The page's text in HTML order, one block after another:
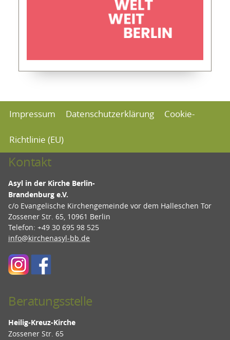
Kontakt
Asyl in der Kirche Berlin-
Brandenburg e.V.
c/o Evangelische Kirchengemeinde vor dem Halleschen Tor
Zossener Str. 65, 10961 Berlin
Telefon: +49 30 695 98 525
info@kirchenasyl-bb.de
Beratungsstelle
Heilig-Kreuz-Kirche
Zossener Str. 65
Impressum Datenschutzerklärung Cookie-
Richtlinie (EU)